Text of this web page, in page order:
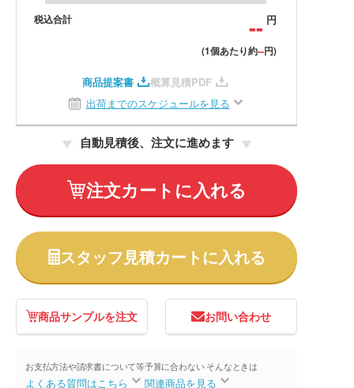
税込合計
-- 円
(1個あたり約--円)
商品提案書
概算見積PDF
出荷までのスケジュールを見る
自動見積後、注文に進めます
注文カートに入れる
スタッフ見積カートに入れる
商品サンプルを注文 お問い合わせ
お支払方法や請求書について等
よくある質問はこちら
予算に合わない そんなときは
関連商品を見る